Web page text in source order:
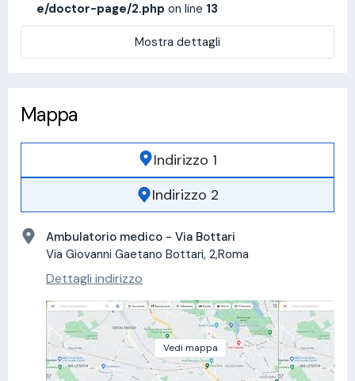
e/doctor-page/2.php on line 13
Mostra dettagli
Mappa
Indirizzo 1
Indirizzo 2
Ambulatorio medico - Via Bottari
Via Giovanni Gaetano Bottari, 2,Roma
Dettagli indirizzo
Vedi mappa